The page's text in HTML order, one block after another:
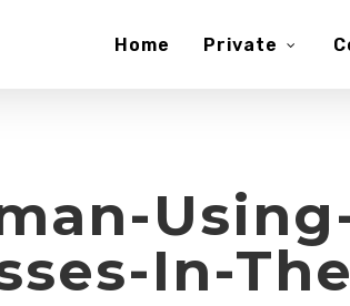
Home Private
In-